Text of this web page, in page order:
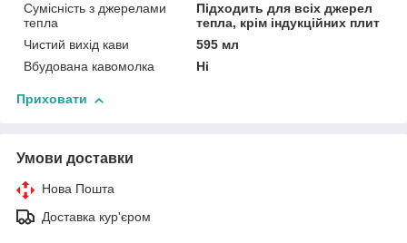
Сумісність з джерелами
тепла
Підходить для всіх джерел
тепла, крім індукційних плит
Чистий вихід кави
595 мл
Вбудована кавомолка
Ні
Приховати
Умови доставки
Нова Пошта
Доставка кур'єром